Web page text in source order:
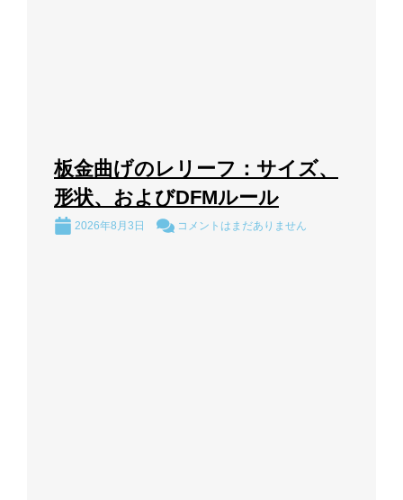
板金曲げのレリーフ：サイズ、
形状、およびDFMルール
2026年8月3日 コメントはまだありません